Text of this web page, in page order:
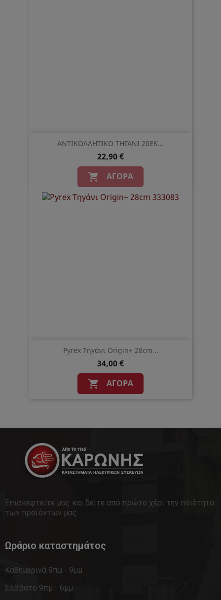
ΑΝΤΙΚΟΛΛΗΤΙΚΟ ΤΗΓΑΝΙ 20ΕΚ...
22,90 €
 ΑΓΟΡΆ
Pyrex Τηγάνι Origin+ 28cm...
34,00 €
 ΑΓΟΡΆ
Επισκεφτείτε μας και δείτε από πρώτο χέρι την ποιότητα
των προϊόντων μας
Ωράριο καταστημάτος
Καθημερινά 9πμ - 9μμ
Σάββατο 9πμ - 6μμ